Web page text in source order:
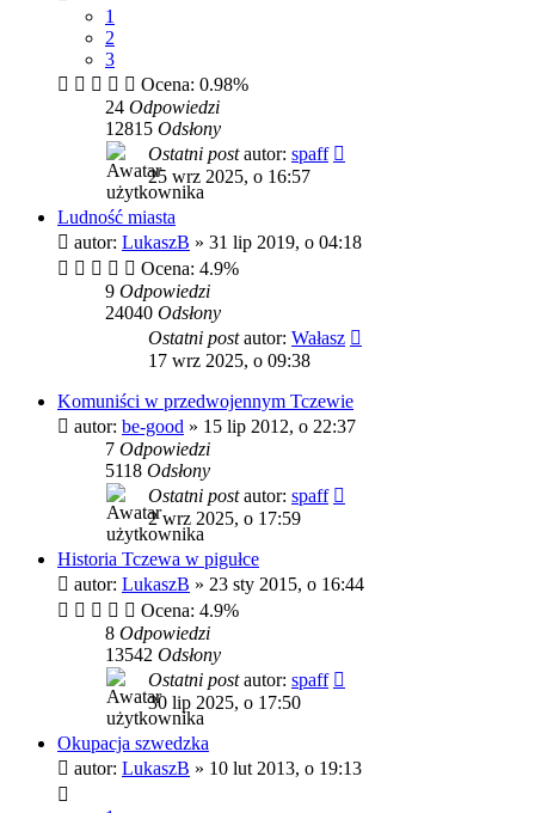
1
2
3
Ocena: 0.98%
24 Odpowiedzi
12815 Odsłony
Ostatni postautor: spaff
25 wrz 2025, o 16:57
Ludność miasta
autor: LukaszB » 31 lip 2019, o 04:18
Ocena: 4.9%
9 Odpowiedzi
24040 Odsłony
Ostatni postautor: Wałasz
17 wrz 2025, o 09:38
Komuniści w przedwojennym Tczewie
autor: be-good » 15 lip 2012, o 22:37
7 Odpowiedzi
5118 Odsłony
Ostatni postautor: spaff
2 wrz 2025, o 17:59
Historia Tczewa w pigułce
autor: LukaszB » 23 sty 2015, o 16:44
Ocena: 4.9%
8 Odpowiedzi
13542 Odsłony
Ostatni postautor: spaff
30 lip 2025, o 17:50
Okupacja szwedzka
autor: LukaszB » 10 lut 2013, o 19:13